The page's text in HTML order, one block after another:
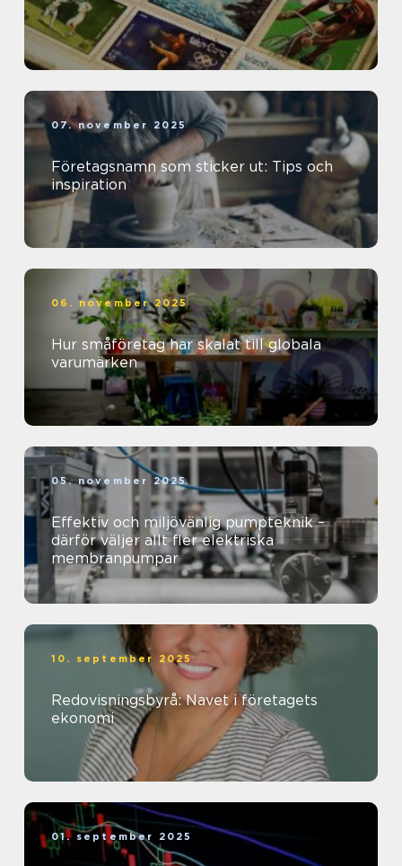
07. november 2025
Företagsnamn som sticker ut: Tips och
inspiration
06. november 2025
Hur småföretag har skalat till globala
varumärken
05. november 2025
Effektiv och miljövänlig pumpteknik –
därför väljer allt fler elektriska
membranpumpar
10. september 2025
Redovisningsbyrå: Navet i företagets
ekonomi
01. september 2025